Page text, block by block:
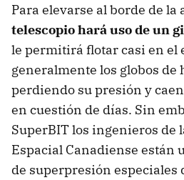
Para elevarse al borde de la
telescopio hará uso de un
le permitirá flotar casi en el
generalmente los globos de
perdiendo su presión y
en cuestión de días. Sin
SuperBIT los ingenieros de
Espacial Canadiense están
de superpresión especiales